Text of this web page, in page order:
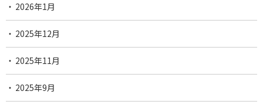
2026年1月
2025年12月
2025年11月
2025年9月